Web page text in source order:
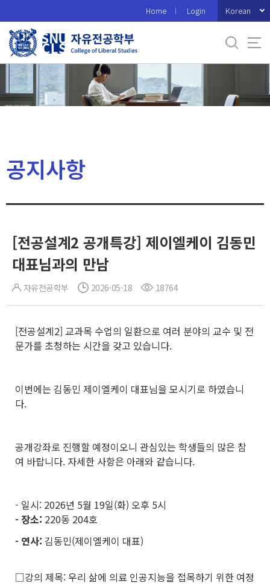
로
메
Home Login Korean
공지사항
[전공설계2 공개특강] 제이엘케이 김동민
대표님과의 만남
자유전공학부 2026-05-18 18764
[전공설계2] 교과목 수업의 일환으로 여러 분야의 교수 및 전
문가를 초청하는 시간을 갖고 있습니다.
이번에는 김동민 제이엘케이 대표님을 모시기로 하였습니
다.
공개강좌로 진행할 예정이오니 관심있는 학생들의 많은 참
여 바랍니다. 자세한 사항은 아래와 같습니다.
- 일시: 2026년 5월 19일(화) 오후 5시
- 장소: 220동 204호
- 연사: 김동민(제이엘케이 대표)
□강의 제목: 우리 삶에 의료 인공지능을 접목하기 위한 여정